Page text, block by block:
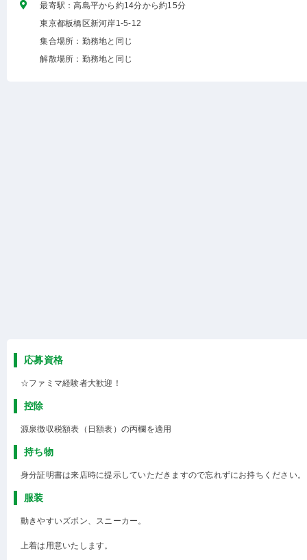
最寄駅：高島平から約14分から約15分
東京都板橋区新河岸1-5-12
集合場所：勤務地と同じ
解散場所：勤務地と同じ
応募資格
☆ファミマ経験者大歓迎！
控除
源泉徴収税額表（日額表）の丙欄を適用
持ち物
身分証明書は来店時に提示していただきますので忘れずにお持ちください。
服装
動きやすいズボン、スニーカー。
上着は用意いたします。